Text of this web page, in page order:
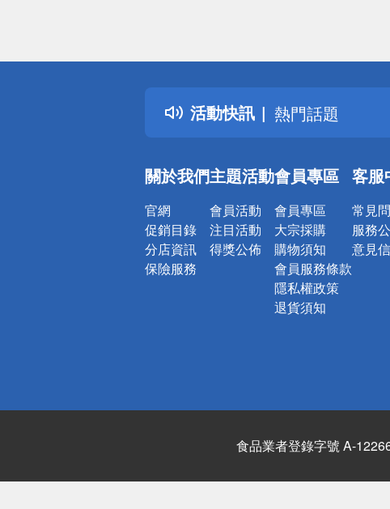
活動快訊
詐騙網頁！請
得獎公告
熱門話題
銀行優惠
詐騙網頁！請
關於我們
官網
促銷目錄
分店資訊
保險服務
主題活動
會員活動
注目活動
得獎公佈
會員專區
會員專區
大宗採購
購物須知
會員服務條款
隱私權政策
退貨須知
客服
常見
服務
意見
食品業者登錄字號 A-